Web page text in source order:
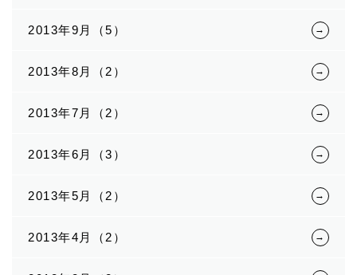
2013年9月（5）
2013年8月（2）
2013年7月（2）
2013年6月（3）
2013年5月（2）
2013年4月（2）